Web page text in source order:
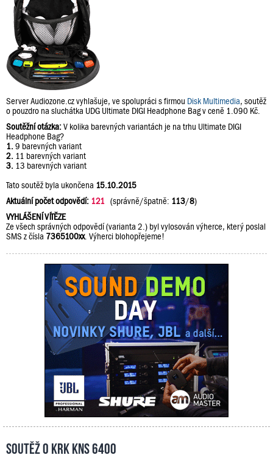
Server Audiozone.cz vyhlašuje, ve spolupráci s firmou Disk Multimedia, soutěž
o pouzdro na sluchátka UDG Ultimate DIGI Headphone Bag v ceně 1.090 Kč.
Soutěžní otázka:V kolika barevných variantách je na trhu Ultimate DIGI
Headphone Bag?
1. 9 barevných variant
2. 11 barevných variant
3. 13 barevných variant
Tato soutěž byla ukončena 15.10.2015
Aktuální počet odpovědí: 121 (správně/špatně: 113/8)
VYHLÁŠENÍ VÍTĚZE
Ze všech správných odpovědí (varianta 2.) byl vylosován výherce, který poslal
SMS z čísla 7365100xx. Výherci blohopřejeme!
Soutěž o KRK KNS 6400